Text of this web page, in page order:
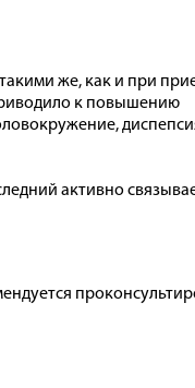
же, как и при
к повышению
активно